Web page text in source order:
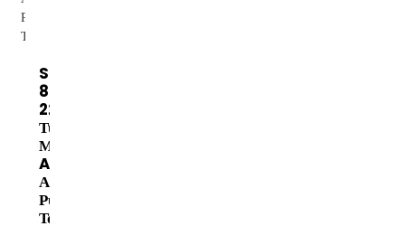
SDR 10KVA
8KW 10KW
220VAC
Τύπος ρελέ
Μονοφασικό
AC
Αυτόματο
Ρυθμιστής
Τάσης...